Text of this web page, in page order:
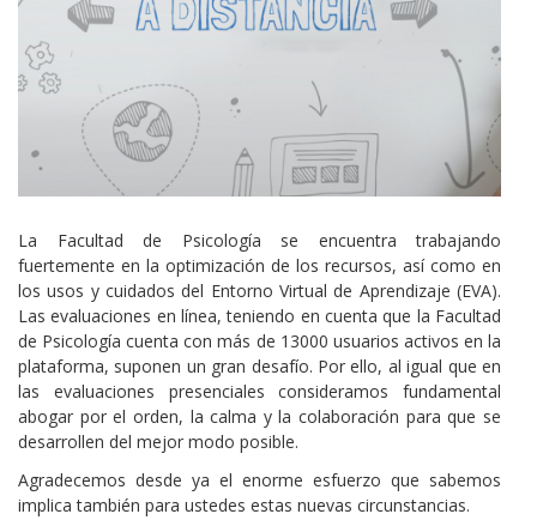
Cuerpo
La Facultad de Psicología se encuentra trabajando
fuertemente en la optimización de los recursos, así como en
los usos y cuidados del Entorno Virtual de Aprendizaje (EVA).
Las evaluaciones en línea, teniendo en cuenta que la Facultad
de Psicología cuenta con más de 13000 usuarios activos en la
plataforma, suponen un gran desafío. Por ello, al igual que en
las evaluaciones presenciales consideramos fundamental
abogar por el orden, la calma y la colaboración para que se
desarrollen del mejor modo posible.
Agradecemos desde ya el enorme esfuerzo que sabemos
implica también para ustedes estas nuevas circunstancias.